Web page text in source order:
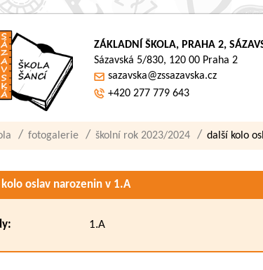
ZÁKLADNÍ ŠKOLA, PRAHA 2,
Sázavská 5/830, 120 00 Praha 2
sazavska@zssazavska.cz
+420 277 779 643
fotogalerie školní rok 2023/2024 další kolo
kolo oslav narozenin v 1.A
1.A